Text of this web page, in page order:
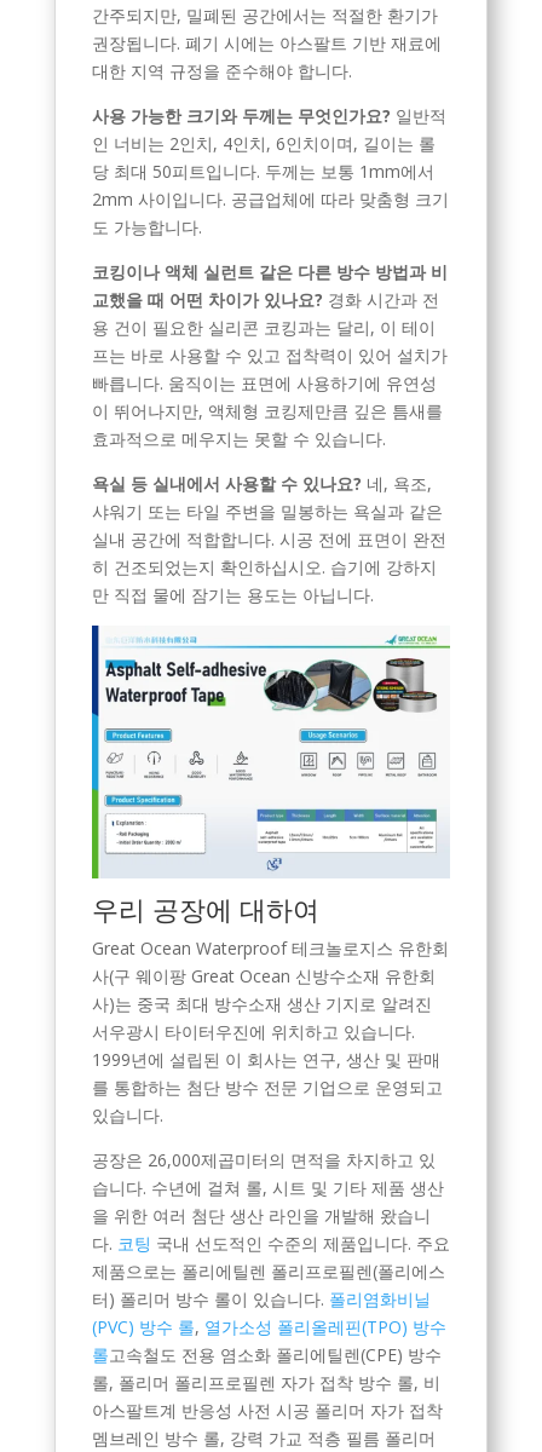
간주되지만, 밀폐된 공간에서는 적절한 환기가
권장됩니다. 폐기 시에는 아스팔트 기반 재료에
대한 지역 규정을 준수해야 합니다.
사용 가능한 크기와 두께는 무엇인가요? 일반적
인 너비는 2인치, 4인치, 6인치이며, 길이는 롤
당 최대 50피트입니다. 두께는 보통 1mm에서
2mm 사이입니다. 공급업체에 따라 맞춤형 크기
도 가능합니다.
코킹이나 액체 실런트 같은 다른 방수 방법과 비
교했을 때 어떤 차이가 있나요? 경화 시간과 전
용 건이 필요한 실리콘 코킹과는 달리, 이 테이
프는 바로 사용할 수 있고 접착력이 있어 설치가
빠릅니다. 움직이는 표면에 사용하기에 유연성
이 뛰어나지만, 액체형 코킹제만큼 깊은 틈새를
효과적으로 메우지는 못할 수 있습니다.
욕실 등 실내에서 사용할 수 있나요? 네, 욕조,
샤워기 또는 타일 주변을 밀봉하는 욕실과 같은
실내 공간에 적합합니다. 시공 전에 표면이 완전
히 건조되었는지 확인하십시오. 습기에 강하지
만 직접 물에 잠기는 용도는 아닙니다.
우리 공장에 대하여
Great Ocean Waterproof 테크놀로지스 유한회
사(구 웨이팡 Great Ocean 신방수소재 유한회
사)는 중국 최대 방수소재 생산 기지로 알려진
서우광시 타이터우진에 위치하고 있습니다.
1999년에 설립된 이 회사는 연구, 생산 및 판매
를 통합하는 첨단 방수 전문 기업으로 운영되고
있습니다.
공장은 26,000제곱미터의 면적을 차지하고 있
습니다. 수년에 걸쳐 롤, 시트 및 기타 제품 생산
을 위한 여러 첨단 생산 라인을 개발해 왔습니
다. 코팅 국내 선도적인 수준의 제품입니다. 주요
제품으로는 폴리에틸렌 폴리프로필렌(폴리에스
터) 폴리머 방수 롤이 있습니다. 폴리염화비닐
(PVC) 방수 롤, 열가소성 폴리올레핀(TPO) 방수
롤고속철도 전용 염소화 폴리에틸렌(CPE) 방수
롤, 폴리머 폴리프로필렌 자가 접착 방수 롤, 비
아스팔트계 반응성 사전 시공 폴리머 자가 접착
멤브레인 방수 롤, 강력 가교 적층 필름 폴리머